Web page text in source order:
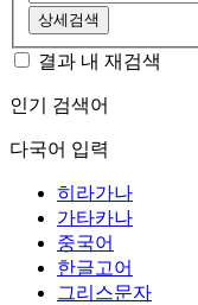
상세검색
결과 내 재검색
인기 검색어
다국어 입력
히라가나
가타카나
중국어
한글고어
그리스문자